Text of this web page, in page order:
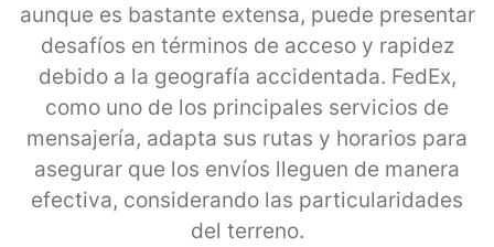
aunque es bastante extensa, puede presentar
desafíos en términos de acceso y rapidez
debido a la geografía accidentada. FedEx,
como uno de los principales servicios de
mensajería, adapta sus rutas y horarios para
asegurar que los envíos lleguen de manera
efectiva, considerando las particularidades
del terreno.